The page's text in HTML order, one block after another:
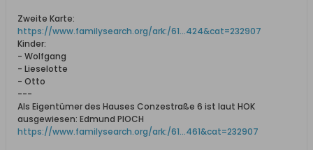
Zweite Karte:
https://www.familysearch.org/ark:/61...424&cat=232907
Kinder:
- Wolfgang
- Lieselotte
- Otto
---
Als Eigentümer des Hauses Conzestraße 6 ist laut HOK
ausgewiesen: Edmund PIOCH
https://www.familysearch.org/ark:/61...461&cat=232907